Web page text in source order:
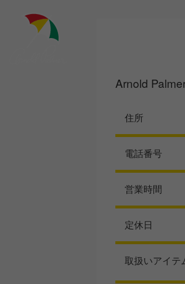
Arnold
住所
電話番号
営業時間
定休日
取扱いアイテ